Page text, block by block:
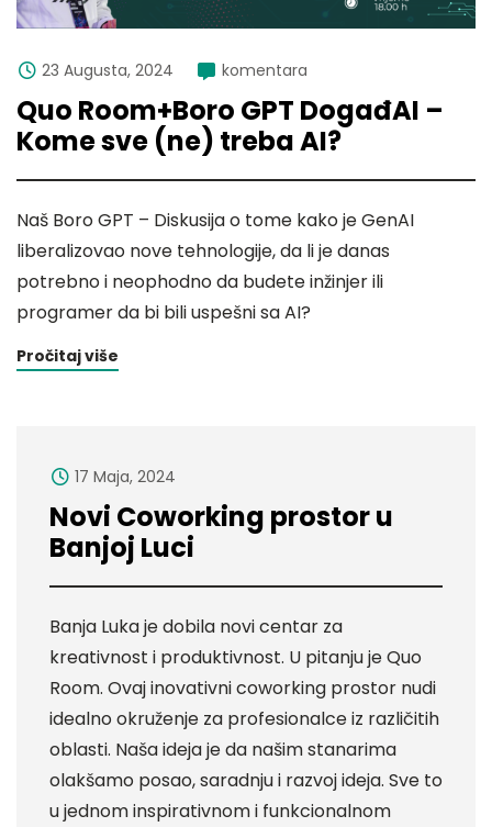
23 Augusta, 2024 komentara
Quo Room+Boro GPT DogađAI –
Kome sve (ne) treba AI?
Naš Boro GPT – Diskusija o tome kako je GenAI
liberalizovao nove tehnologije, da li je danas
potrebno i neophodno da budete inžinjer ili
programer da bi bili uspešni sa AI?
Pročitaj više
17 Maja, 2024
Novi Coworking prostor u
Banjoj Luci
Banja Luka je dobila novi centar za
kreativnost i produktivnost. U pitanju je Quo
Room. Ovaj inovativni coworking prostor nudi
idealno okruženje za profesionalce iz različitih
oblasti. Naša ideja je da našim stanarima
olakšamo posao, saradnju i razvoj ideja. Sve to
u jednom inspirativnom i funkcionalnom